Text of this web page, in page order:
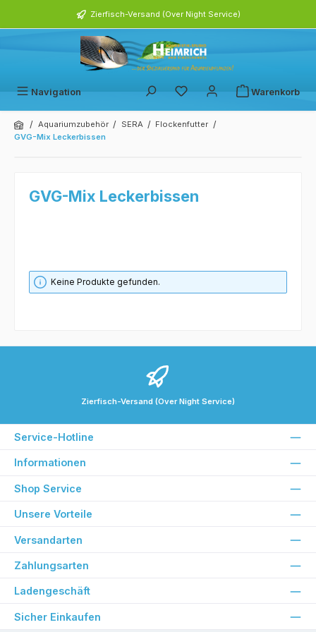
Zierfisch-Versand (Over Night Service)
Navigation Warenkorb
/ Aquariumzubehör / SERA / Flockenfutter /
GVG-Mix Leckerbissen
GVG-Mix Leckerbissen
Keine Produkte gefunden.
Zierfisch-Versand (Over Night Service)
Service-Hotline
Informationen
Shop Service
Unsere Vorteile
Versandarten
Zahlungsarten
Ladengeschäft
Sicher Einkaufen